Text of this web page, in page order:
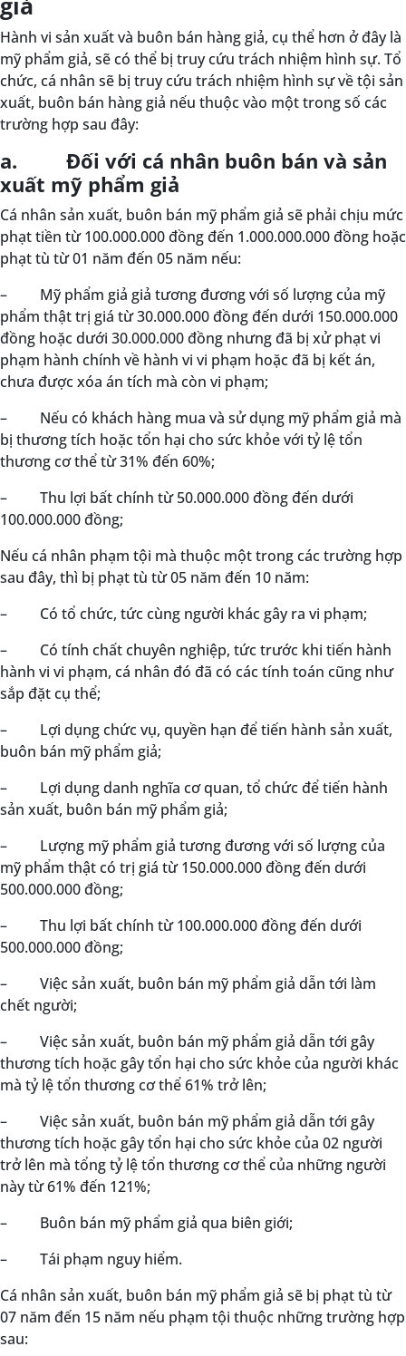
Hành vi sản xuất và buôn bán hàng giả, cụ thể hơn ở đây là
mỹ phẩm giả, sẽ có thể bị truy cứu trách nhiệm hình sự. Tổ
chức, cá nhân sẽ bị truy cứu trách nhiệm hình sự về tội sản
xuất, buôn bán hàng giả nếu thuộc vào một trong số các
trường hợp sau đây:
a. Đối với cá nhân buôn bán và sản
xuất mỹ phẩm giả
Cá nhân sản xuất, buôn bán mỹ phẩm giả sẽ phải chịu mức
phạt tiền từ 100.000.000 đồng đến 1.000.000.000 đồng hoặc
phạt tù từ 01 năm đến 05 năm nếu:
–
Mỹ phẩm giả giả tương đương với số lượng của mỹ
phẩm thật trị giá từ 30.000.000 đồng đến dưới 150.000.000
đồng hoặc dưới 30.000.000 đồng nhưng đã bị xử phạt vi
phạm hành chính về hành vi vi phạm hoặc đã bị kết án,
chưa được xóa án tích mà còn vi phạm;
–
Nếu có khách hàng mua và sử dụng mỹ phẩm giả mà
bị thương tích hoặc tổn hại cho sức khỏe với tỷ lệ tổn
thương cơ thể từ 31% đến 60%;
–
Thu lợi bất chính từ 50.000.000 đồng đến dưới
100.000.000 đồng;
Nếu cá nhân phạm tội mà thuộc một trong các trường hợp
sau đây, thì bị phạt tù từ 05 năm đến 10 năm:
–
Có tổ chức, tức cùng người khác gây ra vi phạm;
–
Có tính chất chuyên nghiệp, tức trước khi tiến hành
hành vi vi phạm, cá nhân đó đã có các tính toán cũng như
sắp đặt cụ thể;
–
Lợi dụng chức vụ, quyền hạn để tiến hành sản xuất,
buôn bán mỹ phẩm giả;
–
Lợi dụng danh nghĩa cơ quan, tổ chức để tiến hành
sản xuất, buôn bán mỹ phẩm giả;
–
Lượng mỹ phẩm giả tương đương với số lượng của
mỹ phẩm thật có trị giá từ 150.000.000 đồng đến dưới
500.000.000 đồng;
–
Thu lợi bất chính từ 100.000.000 đồng đến dưới
500.000.000 đồng;
–
Việc sản xuất, buôn bán mỹ phẩm giả dẫn tới làm
chết người;
–
Việc sản xuất, buôn bán mỹ phẩm giả dẫn tới gây
thương tích hoặc gây tổn hại cho sức khỏe của người khác
mà tỷ lệ tổn thương cơ thể 61% trở lên;
–
Việc sản xuất, buôn bán mỹ phẩm giả dẫn tới gây
thương tích hoặc gây tổn hại cho sức khỏe của 02 người
trở lên mà tổng tỷ lệ tổn thương cơ thể của những người
này từ 61% đến 121%;
–
Buôn bán mỹ phẩm giả qua biên giới;
–
Tái phạm nguy hiểm.
Cá nhân sản xuất, buôn bán mỹ phẩm giả sẽ bị phạt tù từ
07 năm đến 15 năm nếu phạm tội thuộc những trường hợp
sau: